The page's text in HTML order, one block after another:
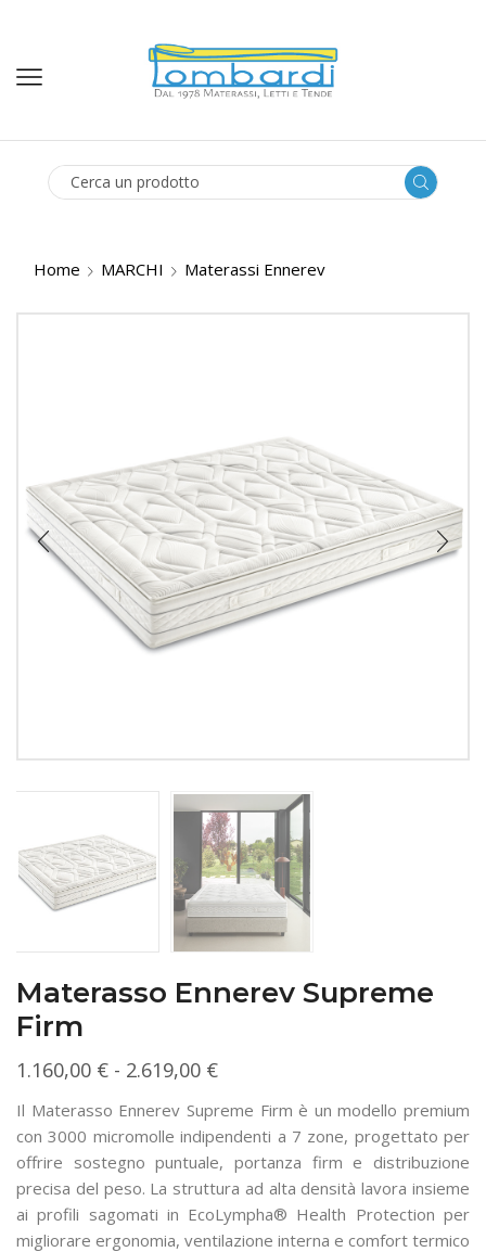
Home MARCHI Materassi Ennerev
Materasso Ennerev Supreme
Firm
1.160,00 € - 2.619,00 €Fascia
prezzo:
da
1.160,00 €
a
Il Materasso Ennerev Supreme Firm è un modello premium
con 3000 micromolle indipendenti a 7 zone, progettato per
offrire sostegno puntuale, portanza firm e distribuzione
precisa del peso. La struttura ad alta densità lavora insieme
ai profili sagomati in EcoLympha® Health Protection per
migliorare ergonomia, ventilazione interna e comfort termico